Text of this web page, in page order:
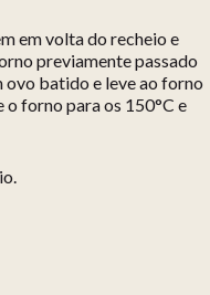
em volta do recheio e
previamente passado
ovo batido e leve ao forno
forno para os 150°C e